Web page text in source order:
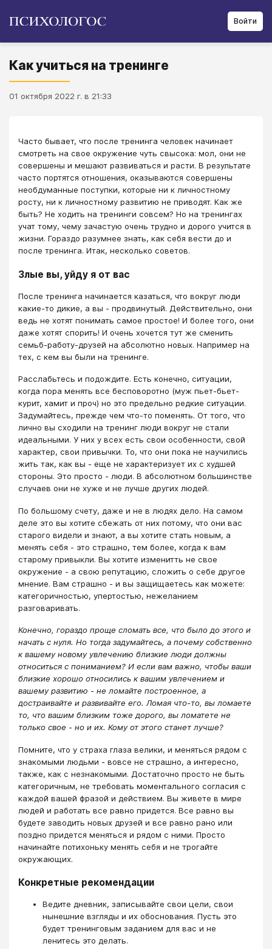
Войти
Как учиться на тренинге
01 октября 2022 г. в 21:33
Часто бывает, что после тренинга человек начинает
смотреть на свое окружение чуть свысока: мол, они не
совершены и мешают развиваться и расти. В результате
часто портятся отношения, оказываются совершены
необдуманные поступки, которые ни к личностному
росту, ни к личностному развитию не приводят. Как же
быть? Не ходить на тренинги совсем? Но на тренингах
учат тому, чему зачастую очень трудно и дорого учится в
жизни. Гораздо разумнее знать, как себя вести до и
после тренинга. Итак, несколько советов.
Злые вы, уйду я от вас
После тренинга начинается казаться, что вокруг люди
какие-то дикие, а вы - продвинутый. Действительно, они
ведь не хотят понимать самое простое! И более того, они
даже хотят спорить! И очень хочется тут же сменить
семьб-работу-друзей на абсолютно новых. Например на
тех, с кем вы были на тренинге.
Расслабьтесь и подождите. Есть конечно, ситуации,
когда пора менять все бесповоротно (муж пьет-бьет-
курит, хамит и проч) но это предельно редкие ситуации.
Задумайтесь, прежде чем что-то поменять. От того, что
лично вы сходили на тренинг люди вокруг не стали
идеальными. У них у всех есть свои особенности, свой
характер, свои привычки. То, что они пока не научились
жить так, как вы - еще не характеризует их с худшей
стороны. Это просто - люди. В абсолютном большинстве
случаев они не хуже и не лучше других людей.
По большому счету, даже и не в людях дело. На самом
деле это вы хотите сбежать от них потому, что они вас
старого видели и знают, а вы хотите стать новым, а
менять себя - это страшно, тем более, когда к вам
старому привыкли. Вы хотите изменитть не свое
окружение - а свою репутацию, сложить о себе другое
мнение. Вам страшно - и вы защищаетесь как можете:
категоричностью, упертостью, нежеланием
разговаривать.
Конечно, гораздо проще сломать все, что было до этого и
начать с нуля. Но тогда задумайтесь, а почему собственно
к вашему новому увлечению близкие люди должны
относиться с пониманием? И если вам важно, чтобы ваши
близкие хорошо относились к вашим увлечением и
вашему развитию - не ломайте построенное, а
достраивайте и развивайте его. Ломая что-то, вы ломаете
то, что вашим близким тоже дорого, вы ломатете не
только свое - но и их. Кому от этого станет лучше?
Помните, что у страха глаза велики, и меняться рядом с
знакомыми людьми - вовсе не страшно, а интересно,
также, как с незнакомыми. Достаточно просто не быть
категоричным, не требовать моментального согласия с
каждой вашей фразой и действием. Вы живете в мире
людей и работать все равно придется. Все равно вы
будете заводить новых друзей и все равно рано или
поздно придется меняться и рядом с ними. Просто
начинайте потихоньку менять себя и не трогайте
окружающих.
Конкретные рекомендации
Ведите дневник, записывайте свои цели, свои
нынешние взгляды и их обоснования. Пусть это
будет тренинговым заданием для вас и не
ленитесь это делать.